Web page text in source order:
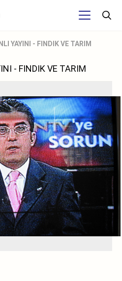
YAYINI - FINDIK VE TARIM
- FINDIK VE TARIM